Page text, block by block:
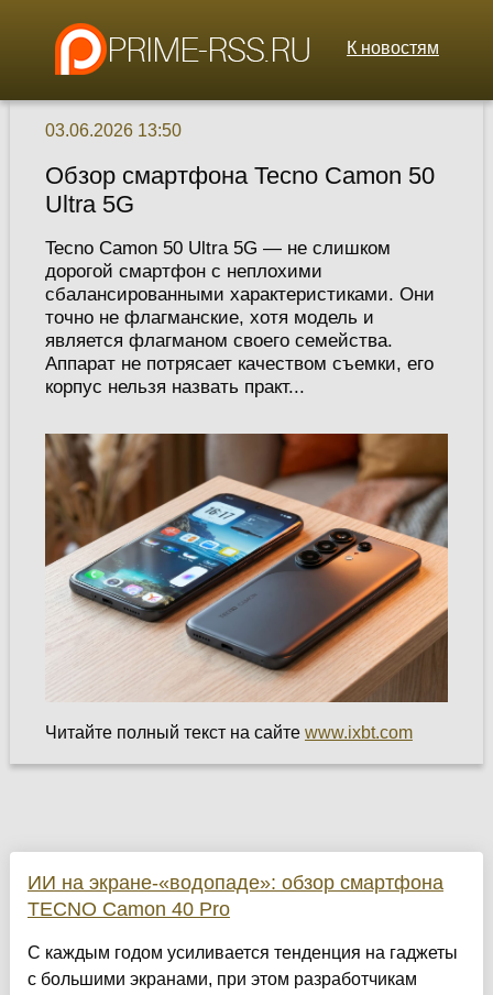
К новостям
03.06.2026 13:50
Обзор смартфона Tecno Camon 50
Ultra 5G
Tecno Camon 50 Ultra 5G — не слишком
дорогой смартфон с неплохими
сбалансированными характеристиками. Они
точно не флагманские, хотя модель и
является флагманом своего семейства.
Аппарат не потрясает качеством съемки, его
корпус нельзя назвать практ...
Читайте полный текст на сайте www.ixbt.com
ИИ на экране-«водопаде»: обзор смартфона
TECNO Camon 40 Pro
С каждым годом усиливается тенденция на гаджеты
с большими экранами, при этом разработчикам